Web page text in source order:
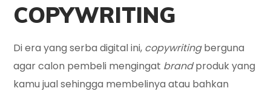
COPYWRITING
Di era yang serba digital ini, copywritingberguna
agar calon pembeli mengingat brandproduk yang
kamu jual sehingga membelinya atau bahkan